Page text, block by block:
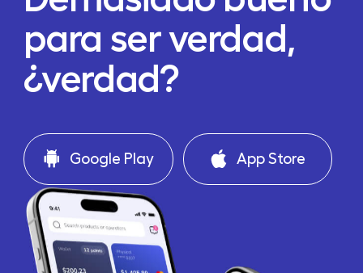
para ser verdad,
¿verdad?
Google Play App Store